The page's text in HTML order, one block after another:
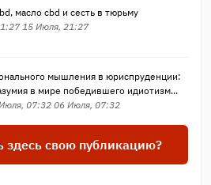
масло cbd и сесть в тюрьму
15 Июля, 21:27
мышления в юриспруденции:
в мире победившего идиотизм...
07:32 06 Июля, 07:32
здесь свою публикацию?